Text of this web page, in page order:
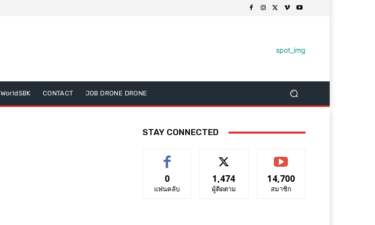
WorldSBK CONTACT JOB DRONE DRONE
STAY CONNECTED
0
แฟนคลับ
1,474
ผู้ติดตาม
14,700
สมาชิก